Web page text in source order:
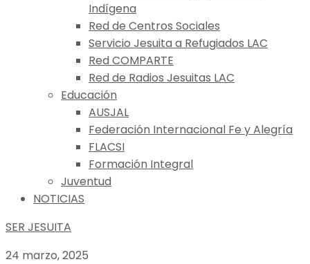
Indígena
Red de Centros Sociales
Servicio Jesuita a Refugiados LAC
Red COMPARTE
Red de Radios Jesuitas LAC
Educación
AUSJAL
Federación Internacional Fe y Alegría
FLACSI
Formación Integral
Juventud
NOTICIAS
SER JESUITA
24 marzo, 2025